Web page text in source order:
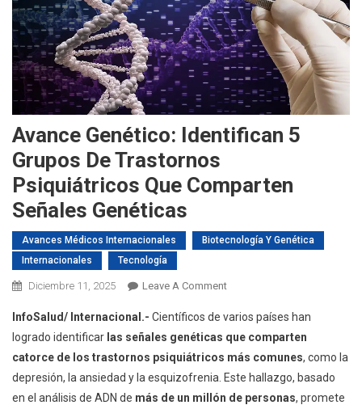
Avance Genético: Identifican 5
Grupos De Trastornos
Psiquiátricos Que Comparten
Señales Genéticas
Avances Médicos Internacionales
Biotecnología Y Genética
Internacionales
Tecnología
Diciembre 11, 2025 Leave A CommentOn
Genético:
Identifican
5
Grupos
De
InfoSalud/ Internacional.- Científicos de varios países han
logrado identificar las señales genéticas que comparten
catorce de los trastornos psiquiátricos más comunes, como la
depresión, la ansiedad y la esquizofrenia. Este hallazgo, basado
en el análisis de ADN de más de un millón de personas, promete